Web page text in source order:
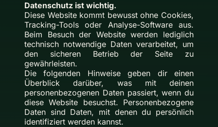
Datenschutz ist wichtig.
Diese Website kommt bewusst ohne Cookies,
Tracking-Tools oder Analyse-Software aus.
Beim Besuch der Website werden lediglich
technisch notwendige Daten verarbeitet, um
den sicheren Betrieb der Seite zu
gewährleisten.
Die folgenden Hinweise geben dir einen
Überblick darüber, was mit deinen
personenbezogenen Daten passiert, wenn du
diese Website besuchst. Personenbezogene
Daten sind Daten, mit denen du persönlich
identifiziert werden kannst.